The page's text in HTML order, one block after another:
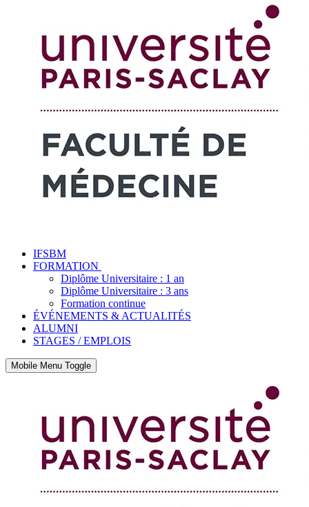
IFSBM
FORMATION
Diplôme Universitaire : 1 an
Diplôme Universitaire : 3 ans
Formation continue
ÉVÉNEMENTS & ACTUALITÉS
ALUMNI
STAGES / EMPLOIS
Mobile Menu Toggle